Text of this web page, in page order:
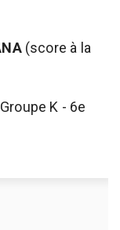
(score à la
K - 6e